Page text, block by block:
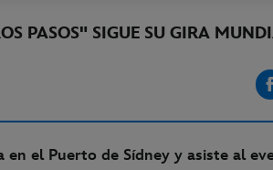
PASOS" SIGUE SU GIRA
en el Puerto de Sídney y asiste al